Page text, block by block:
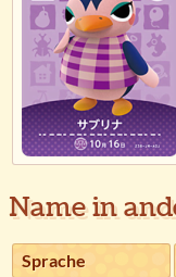
Name in
Sprache